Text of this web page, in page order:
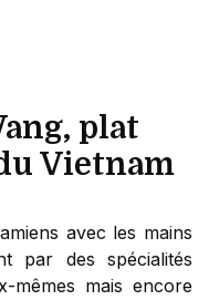
plat
Vietnam
avec les mains
par des spécialités
mêmes mais encore